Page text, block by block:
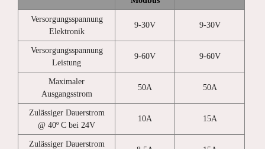
Versorgungsspannung
Elektronik
9-30V 9-30V
Versorgungsspannung
Leistung
9-60V 9-60V
Maximaler
Ausgangsstrom
50A 50A
Zulässiger Dauerstrom
@ 40º C bei 24V
10A 15A
Zulässiger Dauerstrom